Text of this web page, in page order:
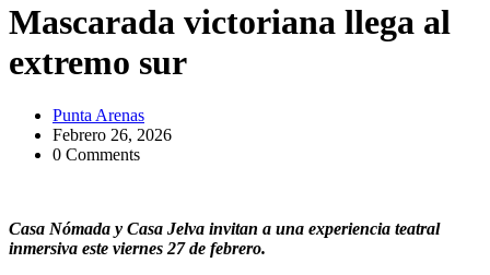
Mascarada victoriana llega al
extremo sur
Punta Arenas
Febrero 26, 2026
0 Comments
Casa Nómada y Casa Jelva invitan a una experiencia teatral
inmersiva este viernes 27 de febrero.